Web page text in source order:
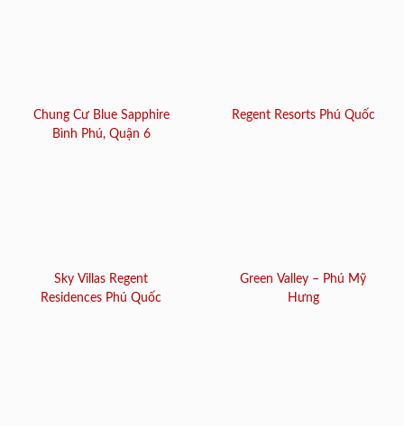
Chung Cư Blue Sapphire
Bình Phú, Quận 6
Regent Resorts Phú Quốc
Sky Villas Regent
Residences Phú Quốc
Green Valley – Phú Mỹ
Hưng